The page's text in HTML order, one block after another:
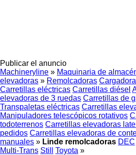
Publicar el anuncio
Machineryline » Maquinaria de
elevadoras » Remolcadoras
Carretillas eléctricas Carretillas diésel
elevadoras de 3 ruedas Carretillas de
Transpaletas eléctricas Carretillas
Manipuladores telescópicos rotativos
todoterrenos Carretillas elevadoras
pedidos Carretillas elevadoras de
manuales » Linde remolcadoras DEC
Multi-Trans Still Toyota »